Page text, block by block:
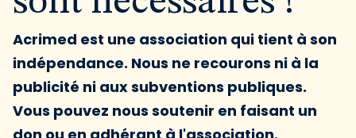
Acrimed est une association qui tient à son
indépendance. Nous ne recourons ni à la
publicité ni aux subventions publiques.
Vous pouvez nous soutenir en faisant un